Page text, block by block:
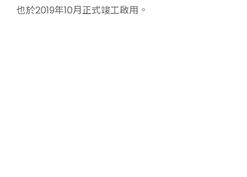
也於2019年10月正式竣工啟用。